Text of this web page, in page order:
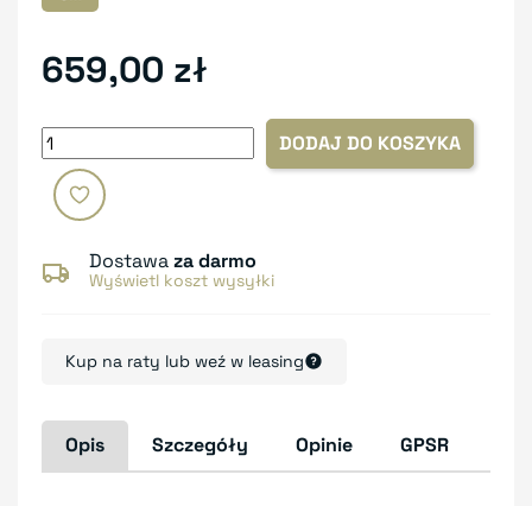
659,00 zł
DODAJ DO KOSZYKA
Dostawaza darmo
Wyświetl koszt wysyłki
Kup na raty lub weź w leasing
Opis Szczegóły Opinie GPSR